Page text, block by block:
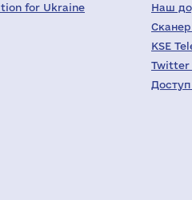
for Ukraine
Наш
Сканер
KSE
Twitter
Доступ